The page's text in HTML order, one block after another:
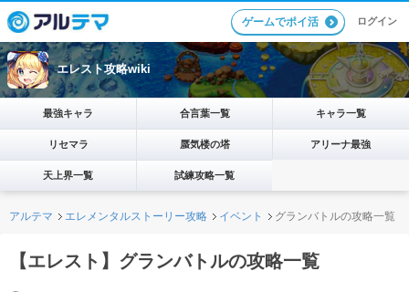
ゲームでポイ活 ログイン
エレスト攻略wiki
最強キャラ 合言葉一覧 キャラ一覧
リセマラ 蜃気楼の塔 アリーナ最強
天上界一覧 試練攻略一覧
アルテマ エレメンタルストーリー攻略 イベント グランバトルの攻略一覧
【エレスト】グランバトルの攻略一覧